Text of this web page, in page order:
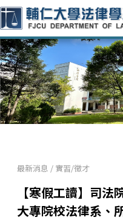
最新消息 / 實習/徵才
【寒假工讀】司
大專院校法律系、